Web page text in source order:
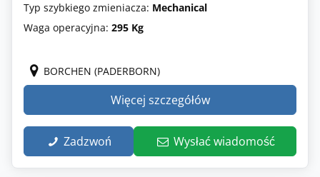
Typ szybkiego zmieniacza: Mechanical
Waga operacyjna: 295 Kg
BORCHEN (PADERBORN)
Więcej szczegółów
Zadzwoń Wysłać wiadomość